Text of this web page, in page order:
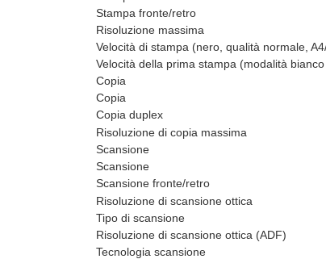
Stampa fronte/retro
Risoluzione massima
Velocità di stampa (nero, qualità normale,
Velocità della prima stampa (modalità
Copia
Copia
Copia duplex
Risoluzione di copia massima
Scansione
Scansione
Scansione fronte/retro
Risoluzione di scansione ottica
Tipo di scansione
Risoluzione di scansione ottica (ADF)
Tecnologia scansione